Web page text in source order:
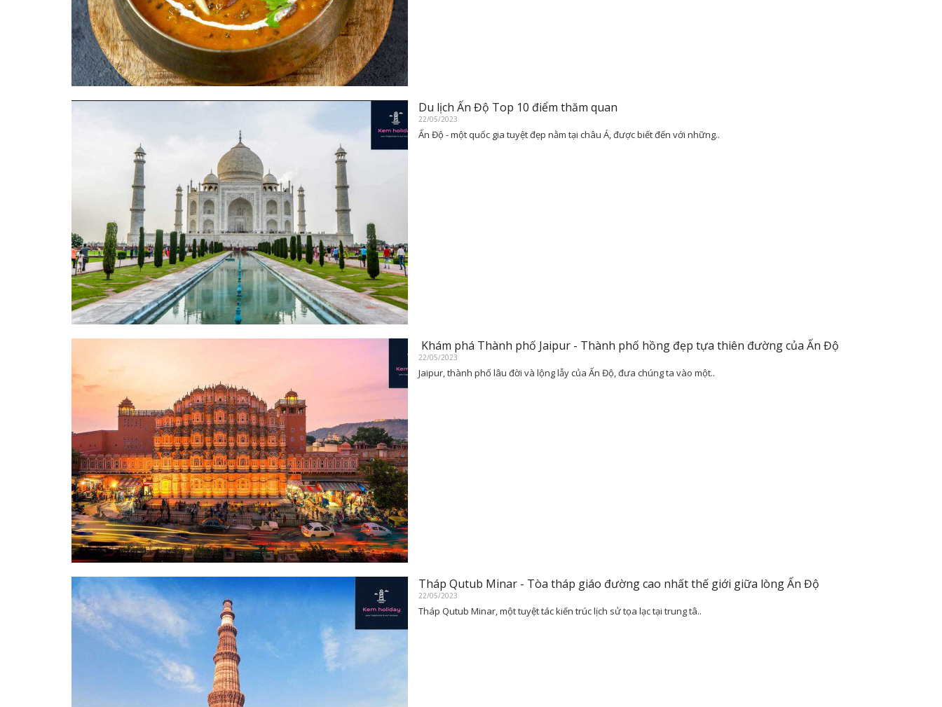
Du lịch Ấn Độ Top 10 điểm thăm quan
22/05/2023
Ấn Độ - một quốc gia tuyệt đẹp nằm tại châu Á, được biết đến với những..
Khám phá Thành phố Jaipur - Thành phố hồng đẹp tựa thiên đường của Ấn Độ
22/05/2023
Jaipur, thành phố lâu đời và lộng lẫy của Ấn Độ, đưa chúng ta vào một..
Tháp Qutub Minar - Tòa tháp giáo đường cao nhất thế giới giữa lòng Ấn Độ
22/05/2023
Tháp Qutub Minar, một tuyệt tác kiến trúc lịch sử tọa lạc tại trung tâ..